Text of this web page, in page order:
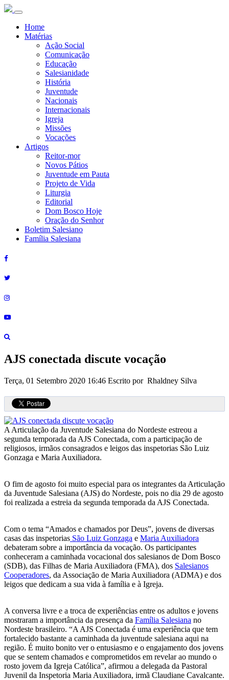
Home
Matérias
Ação Social
Comunicação
Educação
Salesianidade
História
Juventude
Nacionais
Internacionais
Igreja
Missões
Vocações
Artigos
Reitor-mor
Novos Pátios
Juventude em Pauta
Projeto de Vida
Liturgia
Editorial
Dom Bosco Hoje
Oração do Senhor
Boletim Salesiano
Família Salesiana
AJS conectada discute vocação
Terça, 01 Setembro 2020 16:46 Escrito por Rhaldney Silva
A Articulação da Juventude Salesiana do Nordeste estreou a
segunda temporada da AJS Conectada, com a participação de
religiosos, irmãos consagrados e leigos das inspetorias São Luiz
Gonzaga e Maria Auxiliadora.
O fim de agosto foi muito especial para os integrantes da Articulação
da Juventude Salesiana (AJS) do Nordeste, pois no dia 29 de agosto
foi realizada a estreia da segunda temporada da AJS Conectada.
Com o tema “Amados e chamados por Deus”, jovens de diversas
casas das inspetorias São Luiz Gonzaga e Maria Auxiliadora
debateram sobre a importância da vocação. Os participantes
conheceram a caminhada vocacional dos salesianos de Dom Bosco
(SDB), das Filhas de Maria Auxiliadora (FMA), dos Salesianos
Cooperadores, da Associação de Maria Auxiliadora (ADMA) e dos
leigos que dedicam a sua vida à família e à Igreja.
A conversa livre e a troca de experiências entre os adultos e jovens
mostraram a importância da presença da Família Salesiana no
Nordeste brasileiro. “A AJS Conectada é uma experiência que tem
fortalecido bastante a caminhada da juventude salesiana aqui na
região. É muito bonito ver o entusiasmo e o engajamento dos jovens
que se sentem chamados e comprometidos em revelar ao mundo o
rosto jovem da Igreja Católica”, afirmou a delegada da Pastoral
Juvenil da Inspetoria Maria Auxiliadora, irmã Claudiane Cavalcante.